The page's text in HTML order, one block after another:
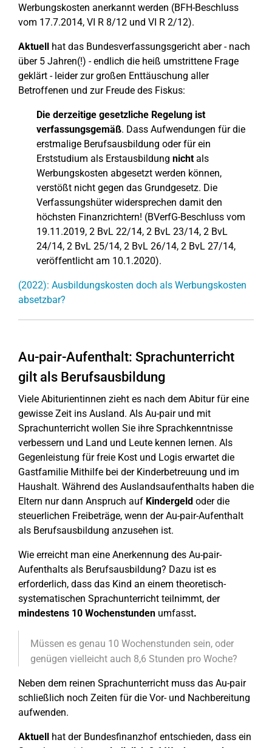
Werbungskosten anerkannt werden (BFH-Beschluss
vom 17.7.2014, VI R 8/12 und VI R 2/12).
Aktuell hat das Bundesverfassungsgericht aber - nach
über 5 Jahren(!) - endlich die heiß umstrittene Frage
geklärt - leider zur großen Enttäuschung aller
Betroffenen und zur Freude des Fiskus:
Die derzeitige gesetzliche Regelung ist
verfassungsgemäß. Dass Aufwendungen für die
erstmalige Berufsausbildung oder für ein
Erststudium als Erstausbildung nichtals
Werbungskosten abgesetzt werden können,
verstößt nicht gegen das Grundgesetz. Die
Verfassungshüter widersprechen damit den
höchsten Finanzrichtern! (BVerfG-Beschluss vom
19.11.2019, 2 BvL 22/14, 2 BvL 23/14, 2 BvL
24/14, 2 BvL 25/14, 2 BvL 26/14, 2 BvL 27/14,
veröffentlicht am 10.1.2020).
(2022): Ausbildungskosten doch als Werbungskosten
absetzbar?
Au-pair-Aufenthalt: Sprachunterricht
gilt als Berufsausbildung
Viele Abiturientinnen zieht es nach dem Abitur für eine
gewisse Zeit ins Ausland. Als Au-pair und mit
Sprachunterricht wollen Sie ihre Sprachkenntnisse
verbessern und Land und Leute kennen lernen. Als
Gegenleistung für freie Kost und Logis erwartet die
Gastfamilie Mithilfe bei der Kinderbetreuung und im
Haushalt. Während des Auslandsaufenthalts haben die
Eltern nur dann Anspruch auf Kindergeld oder die
steuerlichen Freibeträge, wenn der Au-pair-Aufenthalt
als Berufsausbildung anzusehen ist.
Wie erreicht man eine Anerkennung des Au-pair-
Aufenthalts als Berufsausbildung? Dazu ist es
erforderlich, dass das Kind an einem theoretisch-
systematischen Sprachunterricht teilnimmt, der
mindestens 10 Wochenstunden umfasst.
Müssen es genau 10 Wochenstunden sein, oder
genügen vielleicht auch 8,6 Stunden pro Woche?
Neben dem reinen Sprachunterricht muss das Au-pair
schließlich noch Zeiten für die Vor- und Nachbereitung
aufwenden.
Aktuell hat der Bundesfinanzhof entschieden, dass ein